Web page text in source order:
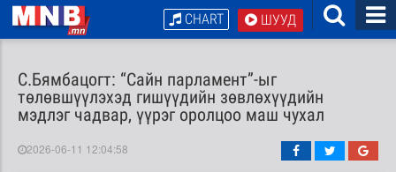
ШУУД
CHART
С.Бямбацогт: “Сайн парламент”-ыг
төлөвшүүлэхэд гишүүдийн зөвлөхүүдийн
мэдлэг чадвар, үүрэг оролцоо маш чухал
2026-06-11 12:04:58